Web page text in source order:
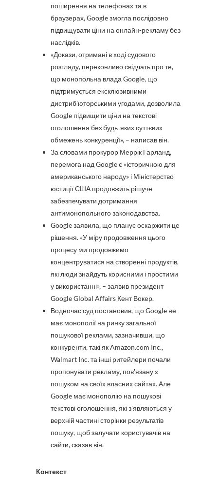
поширення на телефонах та в
браузерах, Google змогла послідовно
підвищувати ціни на онлайн-рекламу без
наслідків.
«Докази, отримані в ході судового
розгляду, переконливо свідчать про те,
що монопольна влада Google, що
підтримується ексклюзивними
дистрибʼюторськими угодами, дозволила
Google підвищити ціни на текстові
оголошення без будь-яких суттєвих
обмежень конкуренції», – написав він.
За словами прокурор Меррік Гарланд,
перемога над Google є «історичною для
американського народу» і Міністерство
юстиції США продовжить рішуче
забезпечувати дотримання
антимонопольного законодавства.
Google заявила, що планує оскаржити це
рішення. «У міру продовження цього
процесу ми продовжимо
концентруватися на створенні продуктів,
які люди знайдуть корисними і простими
у використанні», – заявив президент
Google Global Affairs Кент Вокер.
Водночас суд постановив, що Google не
має монополії на ринку загальної
пошукової реклами, зазначивши, що
конкуренти, такі як Amazon.com Inc.,
Walmart Inc. та інші ритейлери почали
пропонувати рекламу, повʼязану з
пошуком на своїх власних сайтах. Але
Google має монополію на пошукові
текстові оголошення, які зʼявляються у
верхній частині сторінки результатів
пошуку, щоб залучати користувачів на
сайти, сказав він.
Контекст